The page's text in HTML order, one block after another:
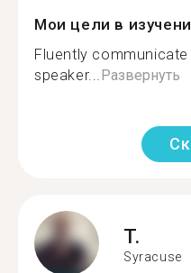
Мои цели в
Fluently
speaker... Развернуть
T.
Syracuse